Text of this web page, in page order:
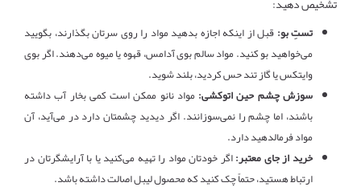
تستِ بو:قبل از اینکه اجازه بدهید مواد را روی سرتان بگذارند، بگویید
می‌خواهید بو کنید. مواد سالم بوی آدامس، قهوه یا میوه می‌دهند. اگر بوی
وایتکس یا گاز تند حس کردید، بلند شوید.
سوزش چشم حین اتوکشی:مواد نانو ممکن است کمی بخار آب داشته
باشند، اما چشم را نمی‌سوزانند. اگر دیدید چشمتان دارد در می‌آید، آن
مواد فرمالدهید دارد.
خرید از جای معتبر:اگر خودتان مواد را تهیه می‌کنید یا با آرایشگرتان در
ارتباط هستید، حتماً چک کنید که محصول لیبل اصالت داشته باشد.